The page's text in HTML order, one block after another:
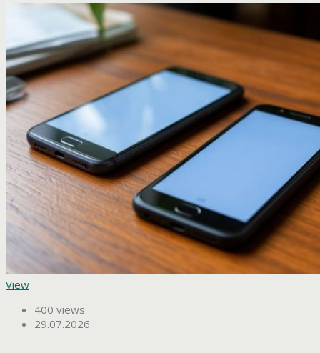
View
400 views
29.07.2026